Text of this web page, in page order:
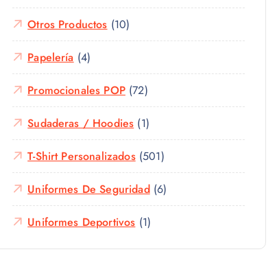
Otros Productos (10)
Papelería (4)
Promocionales POP(72)
Sudaderas / Hoodies (1)
T-Shirt Personalizados(501)
Uniformes De Seguridad(6)
Uniformes Deportivos (1)